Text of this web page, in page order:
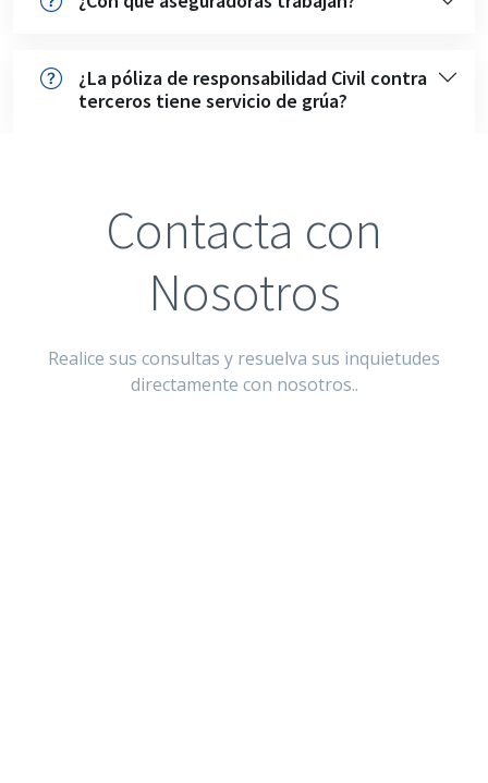
¿La póliza de responsabilidad Civil contra
terceros tiene servicio de grúa?
Contacta con
Nosotros
Realice sus consultas y resuelva sus inquietudes
directamente con nosotros..